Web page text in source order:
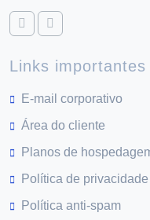
Links importantes
E-mail corporativo
Área do cliente
Planos de
Política de privacidade
Política anti-spam